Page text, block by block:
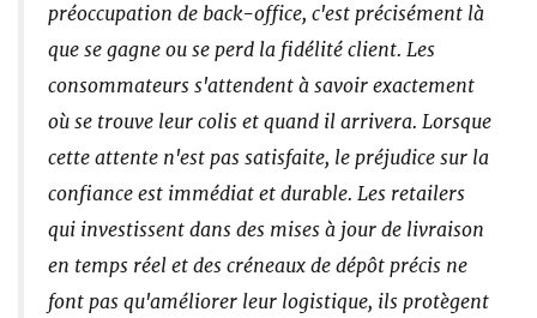
préoccupation de back-office, c'est précisément là
que se gagne ou se perd la fidélité client. Les
consommateurs s'attendent à savoir exactement
où se trouve leur colis et quand il arrivera. Lorsque
cette attente n'est pas satisfaite, le préjudice sur la
confiance est immédiat et durable. Les retailers
qui investissent dans des mises à jour de livraison
en temps réel et des créneaux de dépôt précis ne
font pas qu'améliorer leur logistique, ils protègent